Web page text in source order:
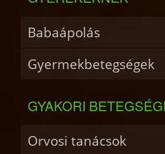
Babaápolás
Gyermekbetegségek
GYAKORI
Orvosi tanácsok